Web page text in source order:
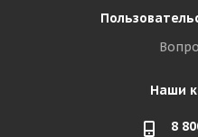
Наши
8